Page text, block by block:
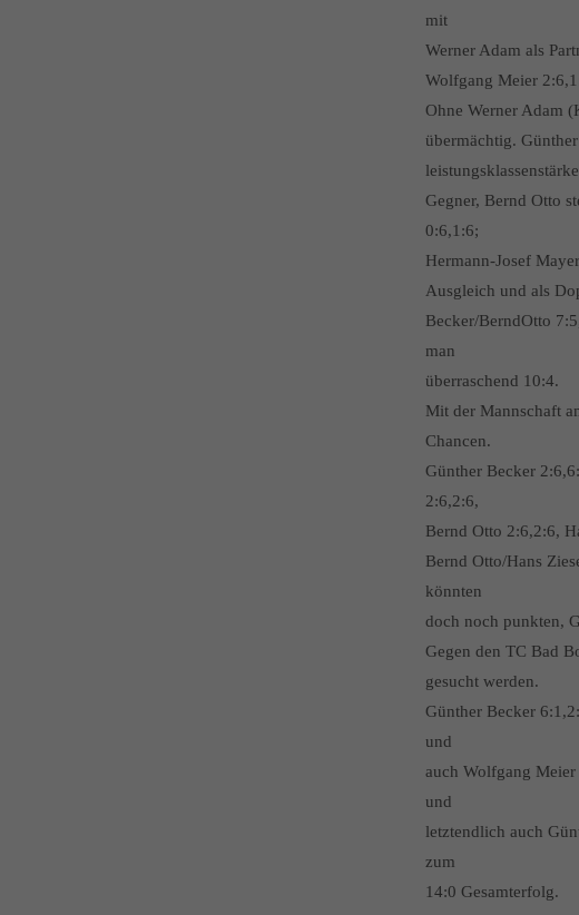
mit
Werner Adam als
Wolfgang Meier
Ohne Werner Adam
übermächtig.
Gegner, Bernd Otto
0:6,1:6;
Hermann-Josef
Ausgleich und als
Becker/BerndOtto
man
überraschend 10:4.
Mit der Mannschaft
Chancen.
Günther Becker
2:6,2:6,
Bernd Otto 2:6,2:6,
Bernd Otto/Hans
könnten
doch noch punkten,
Gegen den TC Bad
gesucht werden.
Günther Becker
und
auch Wolfgang
und
letztendlich auch
zum
14:0 Gesamterfolg.